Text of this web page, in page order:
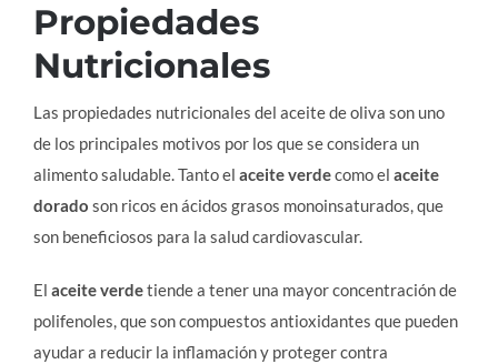
Propiedades
Nutricionales
Las propiedades nutricionales del aceite de oliva son uno
de los principales motivos por los que se considera un
alimento saludable. Tanto el aceite verdecomo el aceite
dorado son ricos en ácidos grasos monoinsaturados, que
son beneficiosos para la salud cardiovascular.
El aceite verdetiende a tener una mayor concentración de
polifenoles, que son compuestos antioxidantes que pueden
ayudar a reducir la inflamación y proteger contra